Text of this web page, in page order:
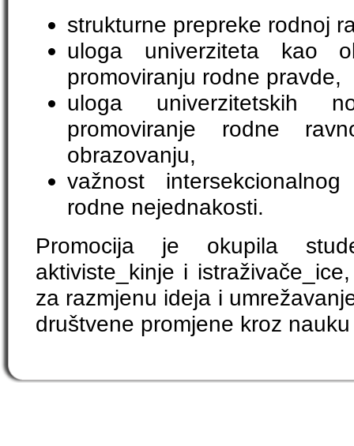
strukturne prepreke rodnoj
uloga univerziteta kao
promoviranju rodne pravde,
uloga univerzitetskih
promoviranje rodne
obrazovanju,
važnost
rodne nejednakosti.
Promocija je okupila
aktiviste_kinje i
za razmjenu ideja i
društvene promjene kroz